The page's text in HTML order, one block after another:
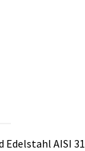
Edelstahl